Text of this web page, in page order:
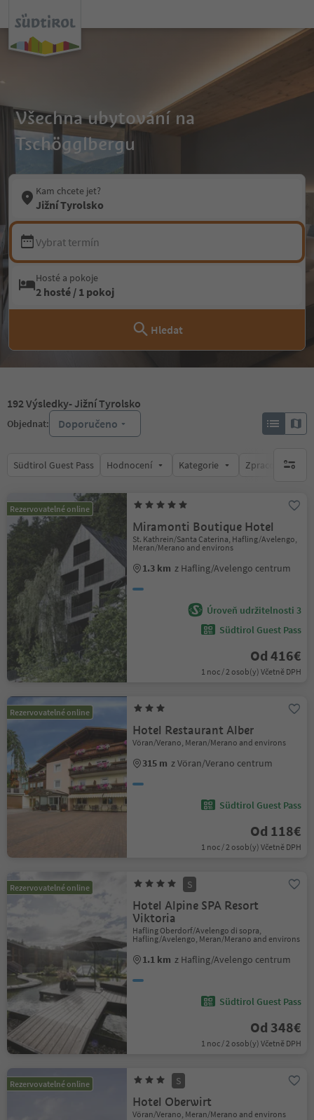
Všechna ubytování na
Tschögglbergu
Kam chcete jet?
Jižní Tyrolsko
Vybrat termín
Hosté a pokoje
2 hosté / 1 pokoj
Hledat
192Výsledky- Jižní Tyrolsko
Objednat: Doporučeno
Südtirol Guest Pass Hodnocení Kategorie Zpracovávábrak
Rezervovatelné online
Miramonti Boutique Hotel
St. Kathrein/Santa Caterina, Hafling/Avelengo,
Meran/Merano and environs
1.3 km z Hafling/Avelengo centrum
Úroveň udržitelnosti 3
Südtirol Guest Pass
Od 416€
1 noc / 2 osob(y) Včetně DPH
Rezervovatelné online
Hotel Restaurant Alber
Vöran/Verano, Meran/Merano and environs
315 m z Vöran/Verano centrum
Südtirol Guest Pass
Od 118€
1 noc / 2 osob(y) Včetně DPH
Rezervovatelné online S
Hotel Alpine SPA Resort
Viktoria
Hafling Oberdorf/Avelengo di sopra,
Hafling/Avelengo, Meran/Merano and environs
1.1 km z Hafling/Avelengo centrum
Südtirol Guest Pass
Od 348€
1 noc / 2 osob(y) Včetně DPH
Rezervovatelné online S
Hotel Oberwirt
Vöran/Verano, Meran/Merano and environs